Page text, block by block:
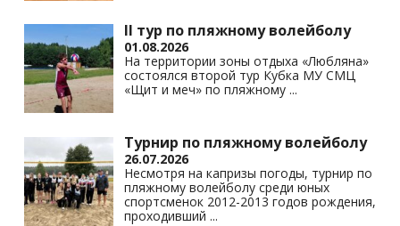
II тур по пляжному волейболу
01.08.2026
На территории зоны отдыха «Любляна»
состоялся второй тур Кубка МУ СМЦ
«Щит и меч» по пляжному ...
Турнир по пляжному волейболу
26.07.2026
Несмотря на капризы погоды, турнир по
пляжному волейболу среди юных
спортсменок 2012-2013 годов рождения,
проходивший ...